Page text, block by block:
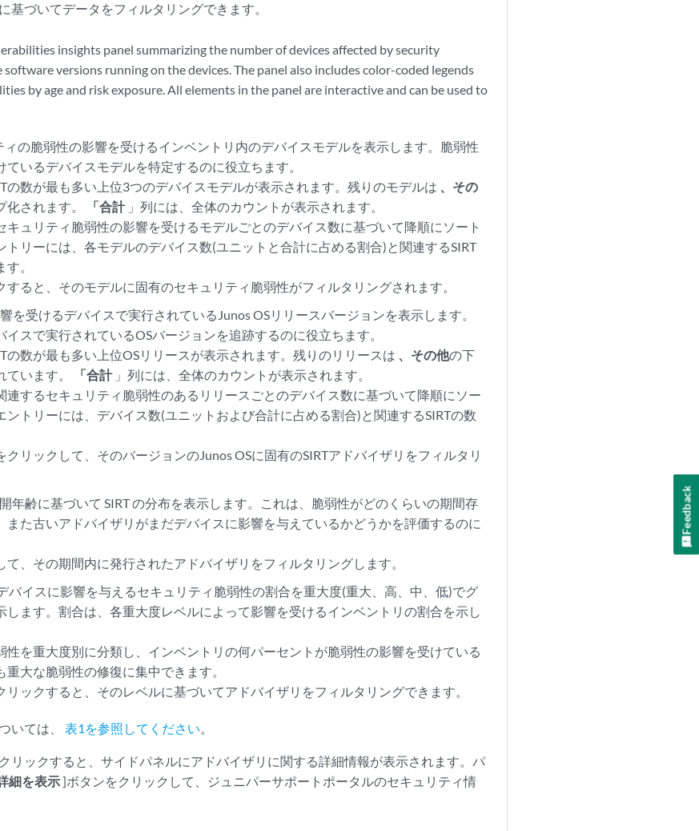
基づいてデータをフィルタリングできます。
の脆弱性の影響を受けるインベントリ内のデバイスモデルを表示します。脆弱性
ているデバイスモデルを特定するのに役立ちます。
の数が最も多い上位3つのデバイスモデルが表示されます。残りのモデルは 、その
化されます。 「合計」列には、全体のカウントが表示されます。
キュリティ脆弱性の影響を受けるモデルごとのデバイス数に基づいて降順にソート
トリーには、各モデルのデバイス数(ユニットと合計に占める割合)と関連するSIRT
。
すると、そのモデルに固有のセキュリティ脆弱性がフィルタリングされます。
を受けるデバイスで実行されているJunos OSリリースバージョンを表示します。
イスで実行されているOSバージョンを追跡するのに役立ちます。
の数が最も多い上位OSリリースが表示されます。残りのリリースは 、その他の下
ています。
「合計」列には、全体のカウントが表示されます。
連するセキュリティ脆弱性のあるリリースごとのデバイス数に基づいて降順にソー
ントリーには、デバイス数(ユニットおよび合計に占める割合)と関連するSIRTの数
クリックして、そのバージョンのJunos OSに固有のSIRTアドバイザリをフィルタリ
年齢に基づいて SIRT の分布を表示します。これは、脆弱性がどのくらいの期間存
また古いアドバイザリがまだデバイスに影響を与えているかどうかを評価するのに
て、その期間内に発行されたアドバイザリをフィルタリングします。
バイスに影響を与えるセキュリティ脆弱性の割合を重大度(重大、高、中、低)でグ
します。割合は、各重大度レベルによって影響を受けるインベントリの割合を示し
性を重大度別に分類し、インベントリの何パーセントが脆弱性の影響を受けている
重大な脆弱性の修復に集中できます。
リックすると、そのレベルに基づいてアドバイザリをフィルタリングできます。
いては、 表1を参照してください。
リックすると、サイドパネルにアドバイザリに関する詳細情報が表示されます。パ
細を表示]ボタンをクリックして、ジュニパーサポートポータルのセキュリティ情
Feedback